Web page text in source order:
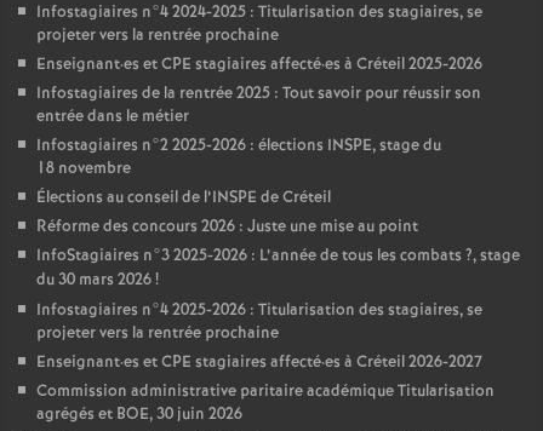
Infostagiaires n°4 2024-2025 : Titularisation des stagiaires, se
projeter vers la rentrée prochaine
Enseignant·es etCPE stagiaires affecté·es à Créteil 2025-2026
Infostagiaires de la rentrée 2025 : Tout savoir pour réussir son
entrée dans le métier
Infostagiaires n°2 2025-2026 : élections INSPE, stage du
18 novembre
Élections au conseil de l’INSPE de Créteil
Réforme des concours 2026 : Juste une mise au point
InfoStagiaires n°3 2025-2026 : L’année de tous les combats ?, stage
du 30 mars 2026!
Infostagiaires n°4 2025-2026 : Titularisation des stagiaires, se
projeter vers la rentrée prochaine
Enseignant·es etCPE stagiaires affecté·es à Créteil 2026-2027
Commission administrative paritaire académique Titularisation
agrégés et BOE, 30 juin 2026